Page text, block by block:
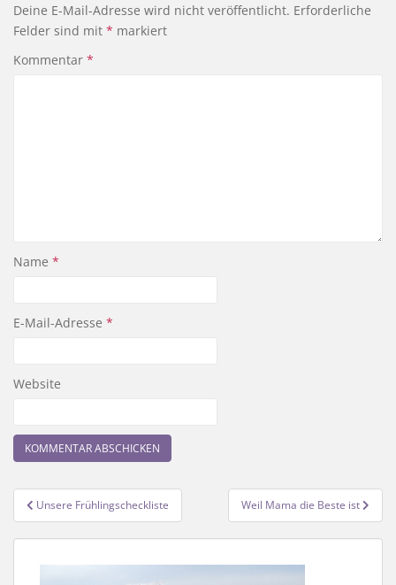
Deine E-Mail-Adresse wird nicht veröffentlicht. Erforderliche
Felder sind mit * markiert
Kommentar *
Name *
E-Mail-Adresse *
Website
Beitragsnavigation
Unsere Frühlingscheckliste Weil Mama die Beste ist